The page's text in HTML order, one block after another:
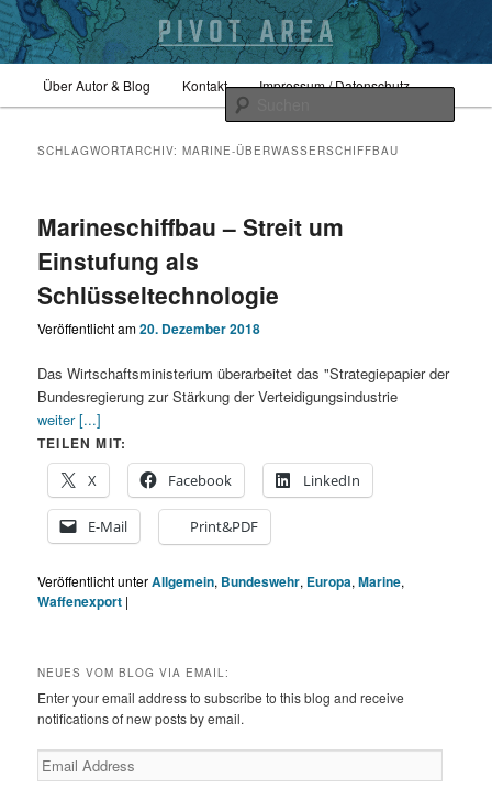
primären
springen
sekundären
springenpivotarea
HauptmenüÜber Autor & Blog Kontakt Impressum / Datenschutz
SCHLAGWORTARCHIV:MARINE-ÜBERWASSERSCHIFFBAU
Marineschiffbau – Streit um
Einstufung als
Schlüsseltechnologie
Veröffentlicht am20. Dezember 2018
Das Wirtschaftsministerium überarbeitet das "Strategiepapier der
Bundesregierung zur Stärkung der Verteidigungsindustrie
weiter [...]
TEILEN MIT:
X
Facebook LinkedIn
E-Mail Print&PDF
Veröffentlicht unterAllgemein, Bundeswehr, Europa,Marine,
Waffenexport |
NEUES VOM BLOG VIA EMAIL:
Enter your email address to subscribe to this blog and receive
notifications of new posts by email.
Email
Address